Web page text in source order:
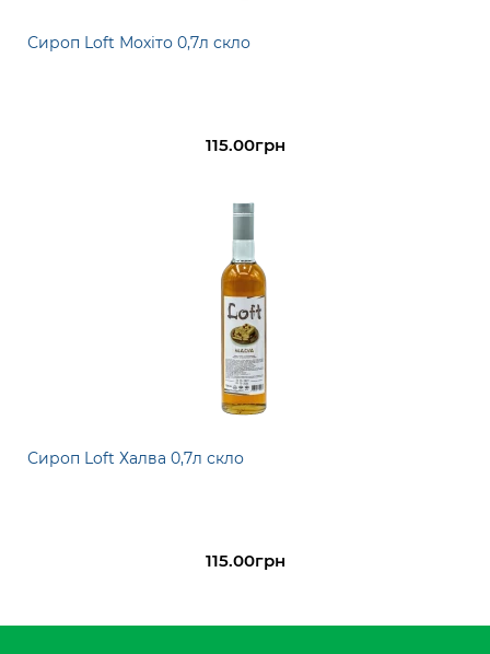
Сироп Loft Мохіто 0,7л скло
115.00грн
Сироп Loft Халва 0,7л скло
115.00грн